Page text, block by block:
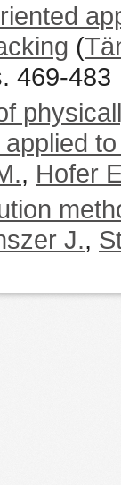
(
469-483
, Hofer
J.,